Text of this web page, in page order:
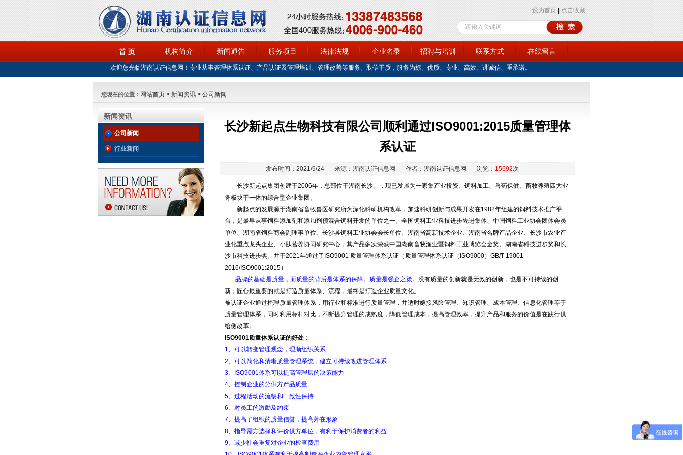
设为首页 点击收藏
首 页
欢迎您光临湖南认证信息网！专业从事管理体系认证、产品认证及管理培训、管理改善等服务。取信于质，服务为标。优质、专业、高效、讲诚信、重承诺。
机构简介 新闻通告 服务项目 法律法规 企业名录 招聘与培训 联系方式 在线留言
您现在的位置： 网站首页 > 新闻资讯 > 公司新闻
新闻资讯
公司新闻
行业新闻
长沙新起点生物科技有限公司顺利通过ISO9001:2015质量管理体
系认证
发布时间：2021/9/24 来源： 湖南认证信息网 作者：湖南认证信息网 浏览： 15692次
长沙新起点集团创建于2006年，总部位于湖南长沙。，现已发展为一家集产业投资、饲料加工、兽药保健、畜牧养殖四大业
务板块于一体的综合型企业集团。
新起点的发展源于湖南省畜牧兽医研究所为深化科研机构改革，加速科研创新与成果开发在1982年组建的饲料技术推广平
台，是最早从事饲料添加剂和添加剂预混合饲料开发的单位之一。全国饲料工业科技进步先进集体、中国饲料工业协会团体会员
单位、湖南省饲料商会副理事单位、长沙县饲料工业协会会长单位、湖南省高新技术企业、湖南省名牌产品企业、长沙市农业产
业化重点龙头企业、小肽营养协同研究中心，其产品多次荣获中国湖南畜牧渔业暨饲料工业博览会金奖、湖南省科技进步奖和长
沙市科技进步奖。并于2021年通过了ISO9001 质量管理体系认证（质量管理体系认证（ISO9000）GB/T 19001-
2016/ISO9001:2015）
品牌的基础是质量，而质量的背后是体系的保障。质量是强企之策。 没有质量的创新就是无效的创新，也是不可持续的创
新；匠心最重要的就是打造质量体系、流程，最终是打造企业质量文化。
被认证企业通过梳理质量管理体系，用行业和标准进行质量管理，并适时嫁接风险管理、知识管理、成本管理、信息化管理等于
质量管理体系，同时利用标杆对比，不断提升管理的成熟度，降低管理成本，提高管理效率，提升产品和服务的价值是在践行供
给侧改革。
ISO9001质量体系认证的好处：
1、可以转变管理观念，理顺组织关系
2、可以简化和清晰质量管理系统，建立可持续改进管理体系
3、ISO9001体系可以提高管理层的决策能力
4、控制企业的分供方产品质量
5、过程活动的流畅和一致性保持
6、对员工的激励及约束
7、提高了组织的质量信誉，提高外在形象
8、指导需方选择和评价供方单位，有利于保护消费者的利益
9、减少社会重复对企业的检查费用